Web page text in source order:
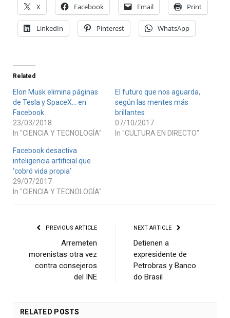
X Facebook Email Print
LinkedIn Pinterest WhatsApp
Related
Elon Musk elimina páginas
de Tesla y SpaceX… en
Facebook
23/03/2018
In "CIENCIA Y TECNOLOGÍA"
El futuro que nos aguarda,
según las mentes más
brillantes
07/10/2017
In "CULTURA EN DIRECTO"
Facebook desactiva
inteligencia artificial que
‘cobró vida propia’
29/07/2017
In "CIENCIA Y TECNOLOGÍA"
PREVIOUS ARTICLE
Arremeten
morenistas otra vez
contra consejeros
del INE
NEXT ARTICLE
Detienen a
expresidente de
Petrobras y Banco
do Brasil
RELATED POSTS